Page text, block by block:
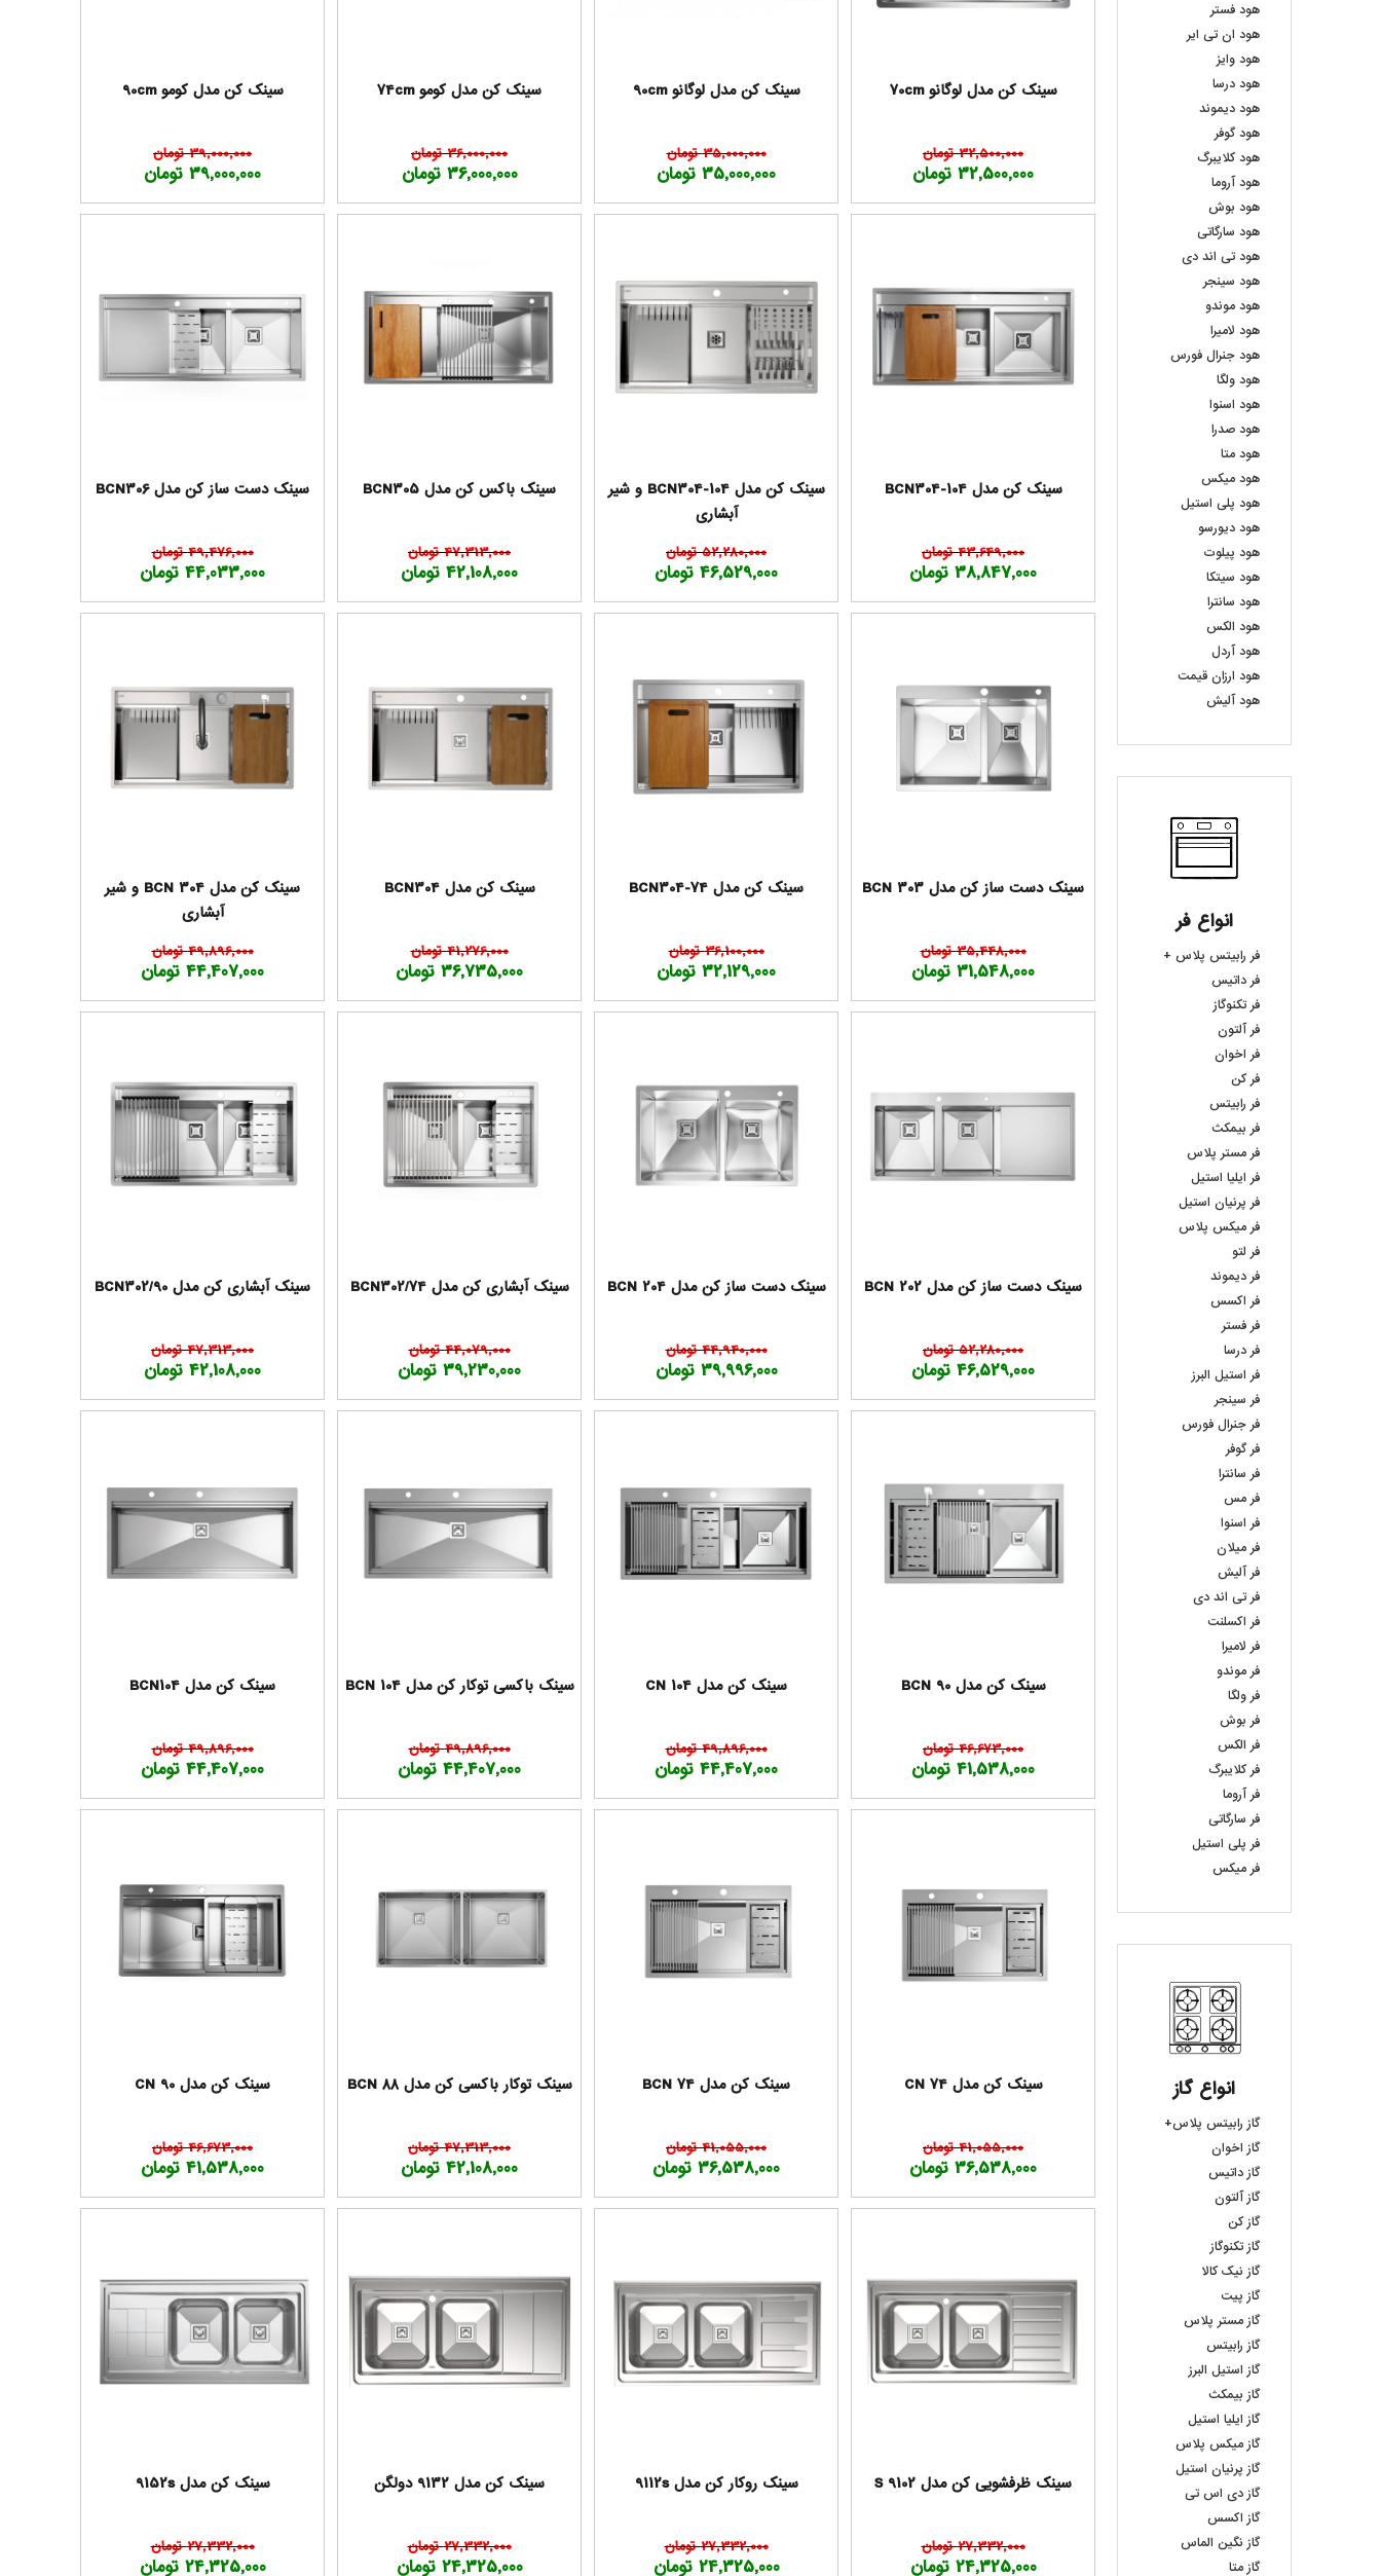
سینک کن مدل کومو 90cm
39,000,000 تومان
39,000,000 تومان
سینک کن مدل کومو 74cm
36,000,000 تومان
36,000,000 تومان
سینک کن مدل لوگانو 90cm
35,000,000 تومان
35,000,000 تومان
سینک کن مدل لوگانو 70cm
32,500,000 تومان
32,500,000 تومان
سینک دست ساز کن مدل BCN306
49,476,000 تومان
44,033,000 تومان
سینک باکس کن مدل BCN305
47,313,000 تومان
42,108,000 تومان
سینک کن مدل BCN304-104 و شیر
آبشاری
52,280,000 تومان
46,529,000 تومان
سینک کن مدل BCN304-104
43,649,000 تومان
38,847,000 تومان
سینک کن مدل BCN 304 و شیر
آبشاری
49,896,000 تومان
44,407,000 تومان
سینک کن مدل BCN304
41,276,000 تومان
36,735,000 تومان
سینک کن مدل BCN304-74
36,100,000 تومان
32,129,000 تومان
سینک دست ساز کن مدل BCN 303
35,448,000 تومان
31,548,000 تومان
سینک آبشاری کن مدل BCN302/90
47,313,000 تومان
42,108,000 تومان
سینک آبشاری کن مدل BCN302/74
44,079,000 تومان
39,230,000 تومان
سینک دست ساز کن مدل BCN 204
44,940,000 تومان
39,996,000 تومان
سینک دست ساز کن مدل BCN 202
52,280,000 تومان
46,529,000 تومان
سینک کن مدل BCN104
49,896,000 تومان
44,407,000 تومان
سینک باکسی توکار کن مدل 104 BCN
49,896,000 تومان
44,407,000 تومان
سینک کن مدل CN 104
49,896,000 تومان
44,407,000 تومان
سینک کن مدل BCN 90
46,673,000 تومان
41,538,000 تومان
سینک کن مدل CN 90
46,673,000 تومان
41,538,000 تومان
سینک توکار باکسی کن مدل BCN 88
47,313,000 تومان
42,108,000 تومان
سینک کن مدل BCN 74
41,055,000 تومان
36,538,000 تومان
سینک کن مدل CN 74
41,055,000 تومان
36,538,000 تومان
سینک کن مدل 9152s
27,332,000 تومان
24,325,000 تومان
سینک کن مدل 9132 دولگن
27,332,000 تومان
24,325,000 تومان
سینک روکار کن مدل 9112s
27,332,000 تومان
24,325,000 تومان
سینک ظرفشویی کن مدل 9102 S
27,332,000 تومان
24,325,000 تومان
هود فستر
هود ان تی ایر
هود وایز
هود درسا
هود دیموند
هود گوفر
هود کلایبرگ
هود آروما
هود بوش
هود سارگاتی
هود تی اند دی
هود سینجر
هود موندو
هود لامیرا
هود جنرال فورس
هود ولگا
هود اسنوا
هود صدرا
هود متا
هود میکس
هود پلی استیل
هود دیورسو
هود پیلوت
هود سیتکا
هود سانترا
هود الکس
هود آردل
هود ارزان قیمت
هود آلیش
انواع فر
فر رابیتس پلاس +
فر داتیس
فر تکنوگاز
فر آلتون
فر اخوان
فر کن
فر رابیتس
فر بیمکث
فر مستر پلاس
فر ایلیا استیل
فر پرنیان استیل
فر میکس پلاس
فر لتو
فر دیموند
فر اکسس
فر فستر
فر درسا
فر استیل البرز
فر سینجر
فر جنرال فورس
فر گوفر
فر سانترا
فر مس
فر اسنوا
فر میلان
فر آلیش
فر تی اند دی
فر اکسلنت
فر لامیرا
فر موندو
فر ولگا
فر بوش
فر الکس
فر کلایبرگ
فر آروما
فر سارگاتی
فر پلی استیل
فر میکس
انواع گاز
گاز رابیتس پلاس+
گاز اخوان
گاز داتیس
گاز آلتون
گاز کن
گاز تکنوگاز
گاز نیک کالا
گاز پیت
گاز مستر پلاس
گاز رابیتس
گاز استیل البرز
گاز بیمکث
گاز ایلیا استیل
گاز میکس پلاس
گاز پرنیان استیل
گاز دی اس تی
گاز اکسس
گاز نگین الماس
گاز متا